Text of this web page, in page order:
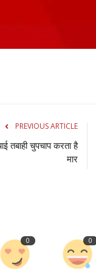
PREVIOUS ARTICLE
तबाही चुपचाप करता है
मार
0 0